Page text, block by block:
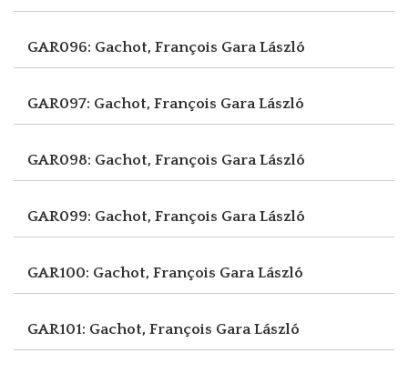
GAR096: Gachot, François Gara László
GAR097: Gachot, François Gara László
GAR098: Gachot, François Gara László
GAR099: Gachot, François Gara László
GAR100: Gachot, François Gara László
GAR101: Gachot, François Gara László